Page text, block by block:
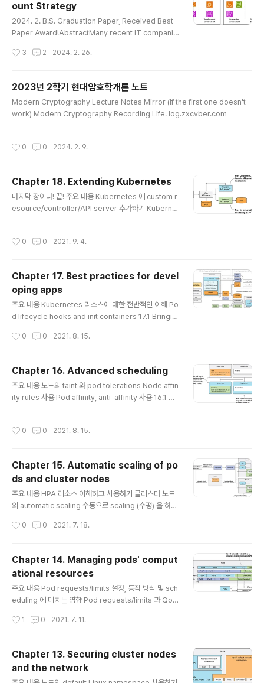
ount Strategy
2024. 2. B.S. Graduation Paper, Received Best
Paper Award!AbstractMany recent IT companie
ts, mainly because of their convenience. As suc
ce, and the concept of cloud security has emer
ged. However, cloud security is not emphasize
d enough compared to on-premise security, re
sulting in many insecure cloud arc..
3 2 2024. 2. 26.
2023년 2학기 현대암호학개론 노트
Modern Cryptography Lecture Notes Mirror (If the first one doesn't
work) Modern Cryptography Recording Life. log.zxcvber.com
0 0 2024. 2. 9.
Chapter 18. Extending Kubernetes
마지막 장이다! 끝! 주요 내용 Kubernetes 에 custom r
esource/controller/API server 추가하기 Kubernet
에서 살펴본 Kubernetes object 들은 비교적으로 low
el object 를 만나게 되는데, 이러한 object 들은 일반적
인 개념보다는 특정한 개념을 다루고, 애플리케이션 전체
나 소프트웨어 서비스를 나타낸다. Custom controller
를 사용하게 되..
0 0 2021. 9. 4.
Chapter 17. Best practices for devel
oping apps
주요 내용 Kubernetes 리소스에 대한 전반적인 이해 Po
d lifecycle hooks and init containers 17.1 Bringin
ernetes 위에서 배포될 때 어떤 형태로 하는지, 지금까지
드시 사용하게 된다. 이들은 pod template 를 들고 있으
며, 거기에는 liveness/readiness probe 가 모두 정의
되어 있다. Service 를 이용해서 외부에서 pod 로 요청을
0 0 2021. 8. 15.
Chapter 16. Advanced scheduling
주요 내용 노드의 taint 와 pod tolerations Node affin
ity rules 사용 Pod affinity, anti-affinity 사용 16.1 Us
는 그 노드의 taint 를 tolerate 할 수 있어야 한다. 16.1.1 I
escribe node [NODE_NAME] 을 해보면 Taints 항목
에서 확인할 수 있다. 예를 들어 node-role.kubernet
e..
0 0 2021. 8. 15.
Chapter 15. Automatic scaling of po
ds and cluster nodes
주요 내용 HPA 리소스 이해하고 사용하기 클러스터 노드
의 automatic scaling 수동으로 scaling (수평) 을 하는
ent 등에서 replicas field 를 고쳐줘야 했다. 이번 장에
orizontal pod autoscaling 은 Horizontal controlle
r 가 pod 의 replica 수를 알아서 조절하는 것이다. 이 co
ntroller 는 HorizontalPodAutoscaler(HPA) 리소스
를 생성하면 활성화 되며, 주기적으로 pod 의 metr..
0 0 2021. 7. 18.
Chapter 14. Managing pods' comput
ational resources
주요 내용 Pod requests/limits 설정, 동작 방식 및 sch
eduling 에 미치는 영향 Pod requests/limits 과 QoS
ect 각 pod 가 어느 정도의 자원(CPU/메모리)을 소모할
r a pod's containers Pod 를 생성할 때 requests 와
limits 를 정할 수 있다. requests: 컨테이너가 필요로 하
1 0 2021. 7. 11.
Chapter 13. Securing cluster nodes
and the network